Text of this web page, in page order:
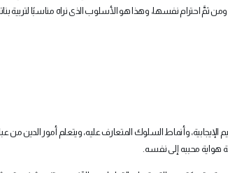
ثمَّ احترام نفسها، وهذا هو الأسلوب الذى نراه مناسبًا لتربية
وأنماط السلوك المتعارف عليه، ويتعلم أمور الدين من
هواية محببه إلى نفسه.